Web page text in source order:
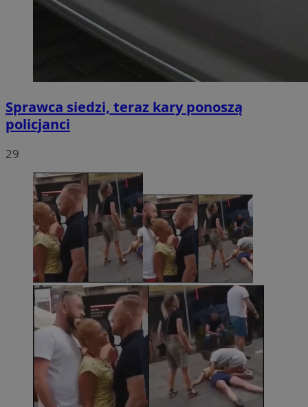
Sprawca siedzi, teraz kary ponoszą
policjanci
29